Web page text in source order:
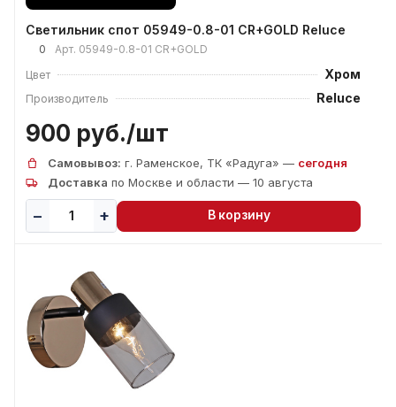
Светильник спот 05949-0.8-01 CR+GOLD Reluce
0 Арт. 05949-0.8-01 CR+GOLD
Цвет
Хром
Производитель Reluce
900 руб./шт
Самовывоз: г. Раменское, ТК «Радуга» — сегодня
Доставка по Москве и области — 10 августа
В корзину